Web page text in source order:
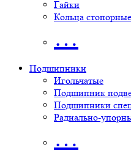
Гайки
Кольца стопорные
…
Подшипники
Игольчатые
Подшипник
Подшипники
Радиально-
…